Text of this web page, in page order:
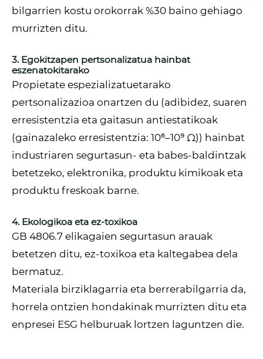
bilgarrien kostu orokorrak %30 baino gehiago
murrizten ditu.
3. Egokitzapen pertsonalizatua hainbat
eszenatokitarako
Propietate espezializatuetarako
pertsonalizazioa onartzen du (adibidez, suaren
erresistentzia eta gaitasun antiestatikoak
(gainazaleko erresistentzia: 10⁶–10⁹ Ω)) hainbat
industriaren segurtasun- eta babes-baldintzak
betetzeko, elektronika, produktu kimikoak eta
produktu freskoak barne.
4. Ekologikoa eta ez-toxikoa
GB 4806.7 elikagaien segurtasun arauak
betetzen ditu, ez-toxikoa eta kaltegabea dela
bermatuz.
Materiala birziklagarria eta berrerabilgarria da,
horrela ontzien hondakinak murrizten ditu eta
enpresei ESG helburuak lortzen laguntzen die.